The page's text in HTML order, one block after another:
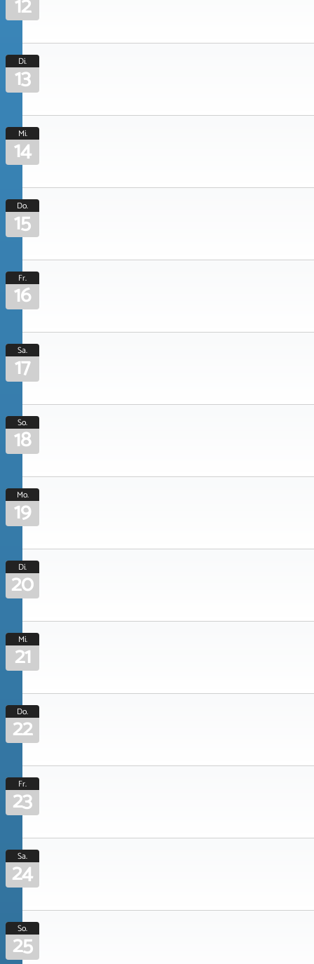
Di.
13
Mi.
14
Do.
15
Fr.
16
Sa.
17
So.
18
Mo.
19
Di.
20
Mi.
21
Do.
22
Fr.
23
Sa.
24
So.
25